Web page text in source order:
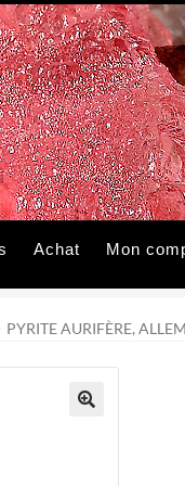
Achat Mon
PYRITE AURIFÈRE,